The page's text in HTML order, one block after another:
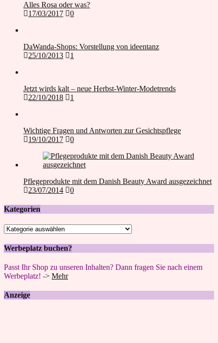
Alles Rosa oder was?
17/03/2017
0
DaWanda-Shops: Vorstellung von ideentanz
25/10/2013
1
Jetzt wirds kalt – neue Herbst-Winter-Modetrends
22/10/2018
1
Wichtige Fragen und Antworten zur Gesichtspflege
19/10/2017
0
Pflegeprodukte mit dem Danish Beauty Award ausgezeichnet
23/07/2014
0
Kategorien
Kategorien
Werbeplatz buchen?
Passt Ihr Shop zu unseren Inhalten? Dann fragen Sie nach einem
Werbeplatz! -> Mehr
Anzeige